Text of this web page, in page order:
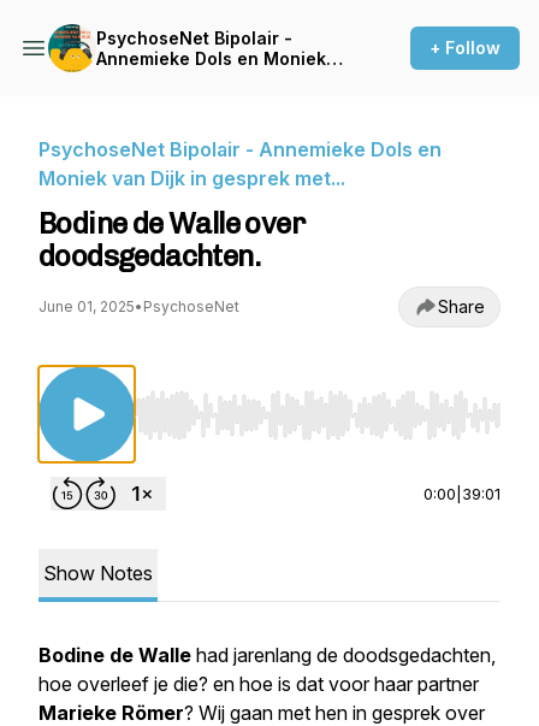
PsychoseNet Bipolair -
Annemieke Dols en Moniek
+ Follow
PsychoseNet Bipolair - Annemieke Dols en
Moniek van Dijk in gesprek met...
Bodine de Walle over
doodsgedachten.
June 01, 2025• PsychoseNet Share
Use Left/Right to seek, Home/End to jump to
0:00 39:01
Show Notes
Bodine de Walle had jarenlang de doodsgedachten,
hoe overleef je die? en hoe is dat voor haar partner
Marieke Römer? Wij gaan met hen in gesprek over